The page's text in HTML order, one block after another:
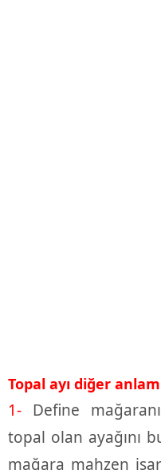
Topal ayı diğer
1- Define
topal olan ayağını
mağara mahzen